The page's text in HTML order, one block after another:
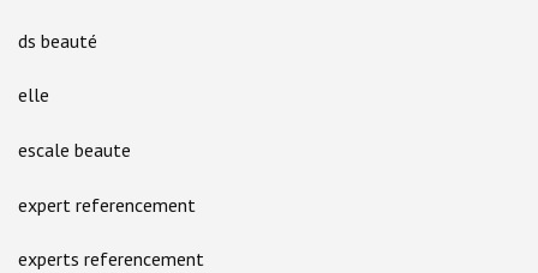
ds beauté
elle
escale beaute
expert referencement
experts referencement